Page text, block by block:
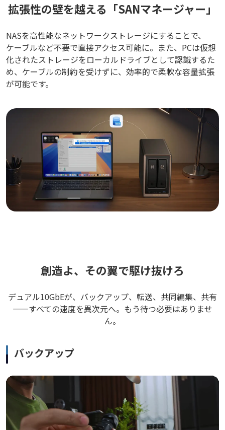
拡張性の壁を越える「SANマネージャー」
NASを高性能なネットワークストレージにすることで、
ケーブルなど不要で直接アクセス可能に。また、PCは仮想
化されたストレージをローカルドライブとして認識するた
め、ケーブルの制約を受けずに、効率的で柔軟な容量拡張
が可能です。
創造よ、その翼で駆け抜けろ
デュアル10GbEが、バックアップ、転送、共同編集、共有
——すべての速度を異次元へ。もう待つ必要はありませ
ん。
バックアップ